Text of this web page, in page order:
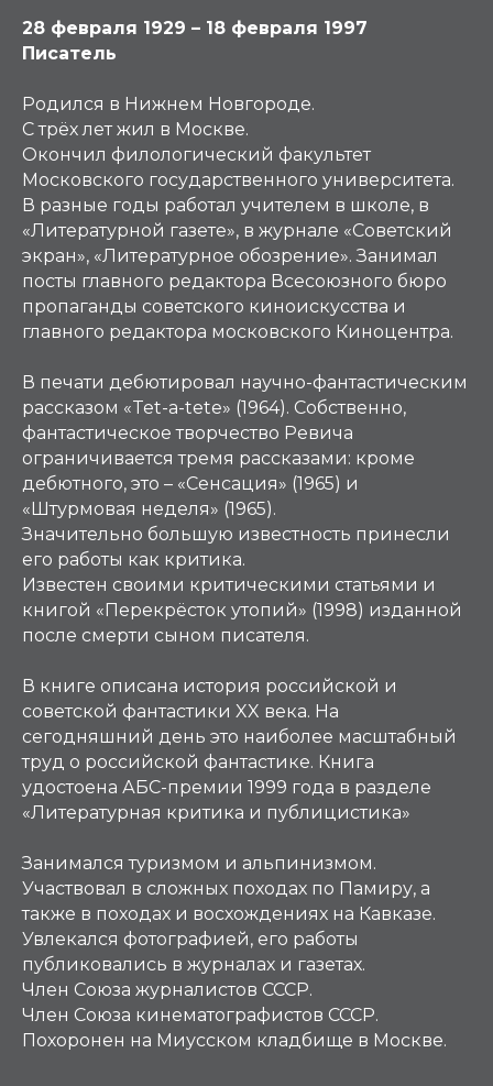
28 февраля 1929 – 18 февраля 1997
Писатель
Родился в Нижнем Новгороде.
С трёх лет жил в Москве.
Окончил филологический факультет
Московского государственного университета.
В разные годы работал учителем в школе, в
«Литературной газете», в журнале «Советский
экран», «Литературное обозрение». Занимал
посты главного редактора Всесоюзного бюро
пропаганды советского киноискусства и
главного редактора московского Киноцентра.
В печати дебютировал научно-фантастическим
рассказом «Tet-a-tete» (1964). Собственно,
фантастическое творчество Ревича
ограничивается тремя рассказами: кроме
дебютного, это – «Сенсация» (1965) и
«Штурмовая неделя» (1965).
Значительно большую известность принесли
его работы как критика.
Известен своими критическими статьями и
книгой «Перекрёсток утопий» (1998) изданной
после смерти сыном писателя.
В книге описана история российской и
советской фантастики XX века. На
сегодняшний день это наиболее масштабный
труд о российской фантастике. Книга
удостоена АБС-премии 1999 года в разделе
«Литературная критика и публицистика»
Занимался туризмом и альпинизмом.
Участвовал в сложных походах по Памиру, а
также в походах и восхождениях на Кавказе.
Увлекался фотографией, его работы
публиковались в журналах и газетах.
Член Союза журналистов СССР.
Член Союза кинематографистов СССР.
Похоронен на Миусском кладбище в Москве.